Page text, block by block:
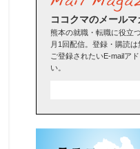
ココクマのメール
熊本の就職・転職に役立
月1回配信。登録・購読は
ご登録されたいE-mailア
い。